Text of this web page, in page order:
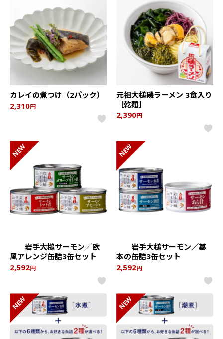
カレイの煮つけ（2パック）
2,310円
元祖大槌磯ラーメン 3食入り
［乾麺］
2,390円
NEW
岩手大槌サーモン／欧
風アレンジ缶詰3缶セット
2,592円
NEW
岩手大槌サーモン／基
本の缶詰3缶セット
2,592円
NEW NEW